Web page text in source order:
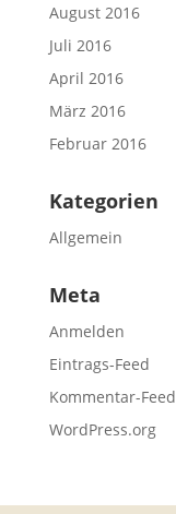
August 2016
Juli 2016
April 2016
März 2016
Februar 2016
Kategorien
Allgemein
Meta
Anmelden
Eintrags-Feed
Kommentar-Feed
WordPress.org